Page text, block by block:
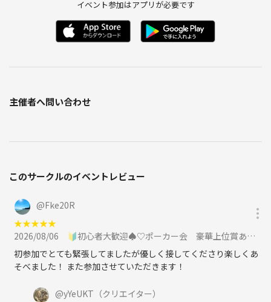
イベント参加はアプリが必要です
主催者へ問い合わせ
このサークルのイベントレビュー
@Fke20R
★★★★★
2026/08/06
🔰初心者大歓迎♠♡ポーカー会 豪華上位賞あり♢♣に参加
初参加でとても緊張してましたが優しく接してくださり楽しくあ
そべました！ また参加させていただきます！
@yYeUKT （クリエイター）